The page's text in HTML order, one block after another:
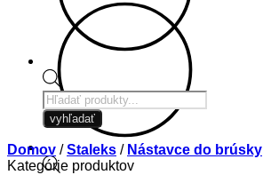
Products
search
vyhľadať
Domov / Staleks / Nástavce do brúsky
Kategórie produktov